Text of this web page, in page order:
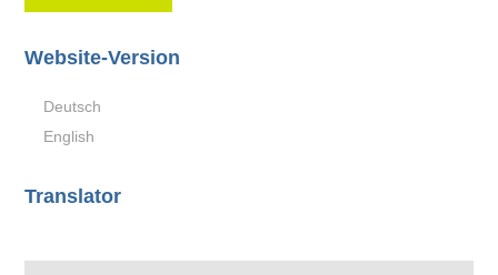
Website-Version
Deutsch
English
Translator